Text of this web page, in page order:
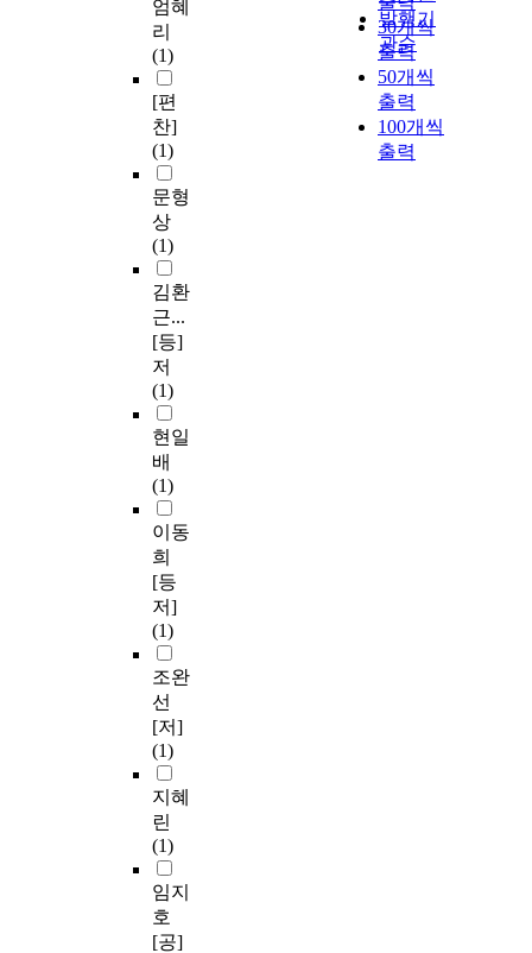
엄혜
리
(1)
[편
찬]
(1)
문형
상
(1)
김환
근...
[등]
저
(1)
현일
배
(1)
이동
희
[등
저]
(1)
조완
선
[저]
(1)
지혜
린
(1)
임지
호
[공]
발행기
관순
30개씩
출력
50개씩
출력
100개씩
출력